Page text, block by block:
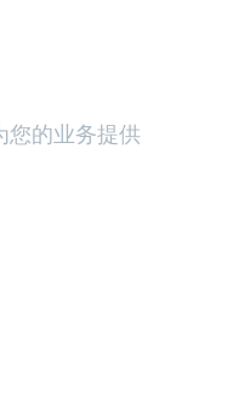
您的业务提供